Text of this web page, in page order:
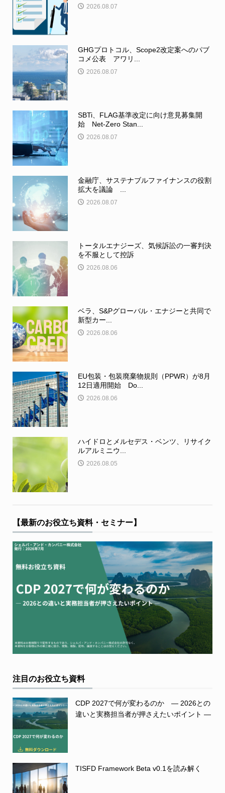
2026.08.07
GHGプロトコル、Scope2改定案へのパブ
コメ公表 アワリ...
2026.08.07
SBTi、FLAG基準改定に向け意見募集開
始 Net-Zero Stan...
2026.08.07
金融庁、サステナブルファイナンスの役割
拡大を議論 ...
2026.08.07
トータルエナジーズ、気候訴訟の一審判決
を不服として控訴
2026.08.06
ベラ、S&Pグローバル・エナジーと共同で
新型カー...
2026.08.06
EU包装・包装廃棄物規則（PPWR）が8月
12日適用開始 Do...
2026.08.06
ハイドロとメルセデス・ベンツ、リサイク
ルアルミニウ...
2026.08.05
【最新のお役立ち資料・セミナー】
注目のお役立ち資料
CDP 2027で何が変わるのか ― 2026との
違いと実務担当者が押さえたいポイント ―
TISFD Framework Beta v0.1を読み解く